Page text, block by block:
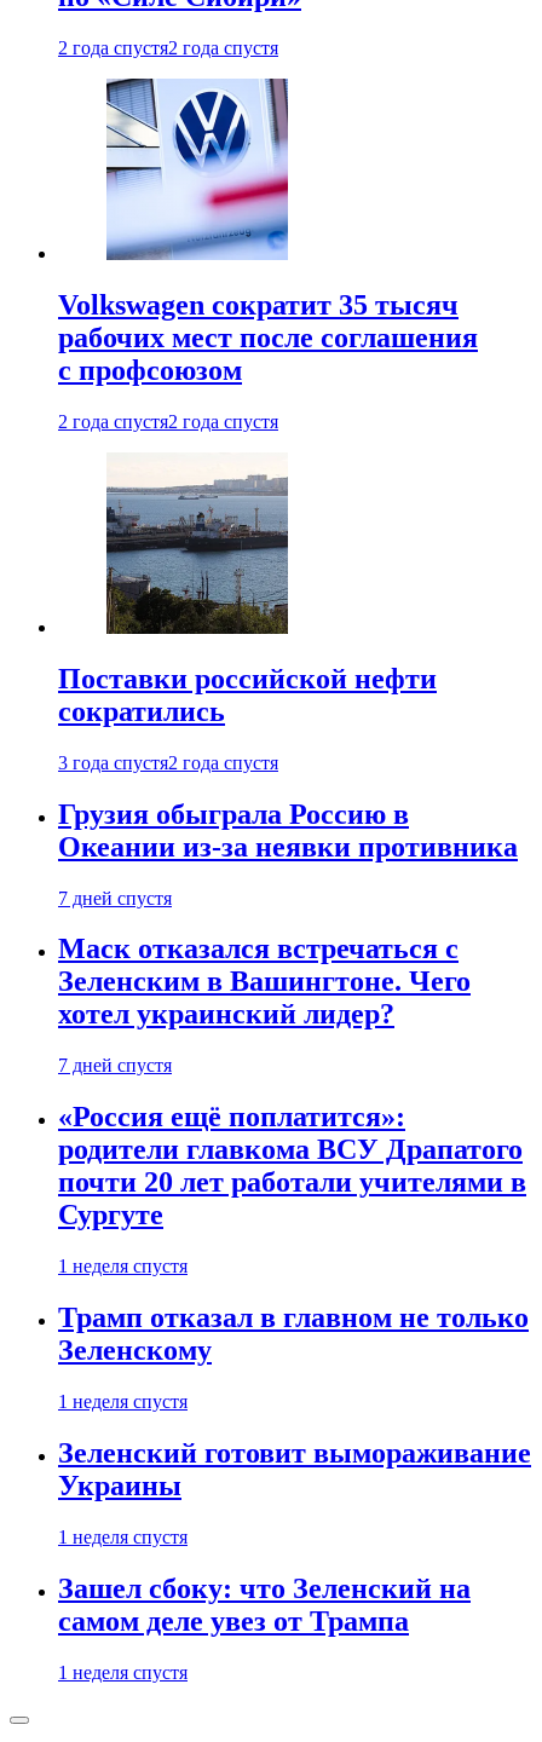
2 года спустя2 года спустя
Volkswagen сократит 35 тысяч
рабочих мест после соглашения
с профсоюзом
2 года спустя2 года спустя
Поставки российской нефти
сократились
3 года спустя2 года спустя
Грузия обыграла Россию в
Океании из-за неявки противника
7 дней спустя
Маск отказался встречаться с
Зеленским в Вашингтоне. Чего
хотел украинский лидер?
7 дней спустя
«Россия ещё поплатится»:
родители главкома ВСУ Драпатого
почти 20 лет работали учителями в
Сургуте
1 неделя спустя
Трамп отказал в главном не только
Зеленскому
1 неделя спустя
Зеленский готовит вымораживание
Украины
1 неделя спустя
Зашел сбоку: что Зеленский на
самом деле увез от Трампа
1 неделя спустя